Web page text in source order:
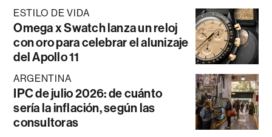
ESTILO DE VIDA
Omega x Swatch lanza un reloj
con oro para celebrar el alunizaje
del Apollo 11
ARGENTINA
IPC de julio 2026: de cuánto
sería la inflación, según las
consultoras